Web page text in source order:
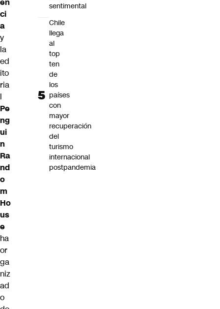
ci
a
y
la
ed
ito
ria
l
Pe
ng
ui
n
Ra
nd
o
m
Ho
us
e
ha
or
ga
niz
ad
o
sentimental
Chile
llega
al
top
ten
de
los
países
con
mayor
recuperación
del
turismo
internacional
postpandemia